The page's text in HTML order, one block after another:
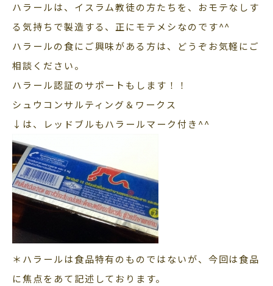
ハラールは、イスラム教徒の方たちを、おモテなしす
る気持ちで製造する、正にモテメシなのです^^
ハラールの食にご興味がある方は、どうぞお気軽にご
相談ください。
ハラール認証のサポートもします！！
シュウコンサルティング＆ワークス
↓は、レッドブルもハラールマーク付き^^
＊ハラールは食品特有のものではないが、今回は食品
に焦点をあて記述しております。